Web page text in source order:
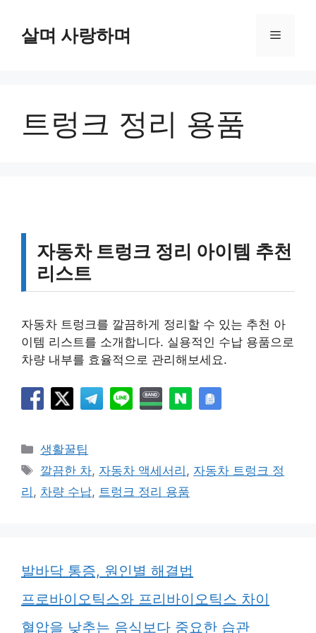
살며 사랑하며 메
트렁크 정리 용품
자동차 트렁크 정리 아이템 추천
리스트
자동차 트렁크를 깔끔하게 정리할 수 있는 추천 아
이템 리스트를 소개합니다. 실용적인 수납 용품으로
차량 내부를 효율적으로 관리해보세요.
카
테
리
생활꿀팁
태
그
깔끔한 차, 자동차 액세서리 , 자동차 트렁크 정
리 , 차량 수납, 트렁크 정리 용품
발바닥 통증, 원인별 해결법
프로바이오틱스와 프리바이오틱스 차이
혈압을 낮추는 음식보다 중요한 습관